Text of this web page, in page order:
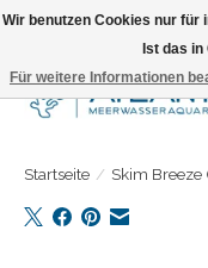
Täglicher Versand. Bestelle
Startseite / Skim
Wir benutzen Cookies nur für
Ist das
Für weitere Informationen